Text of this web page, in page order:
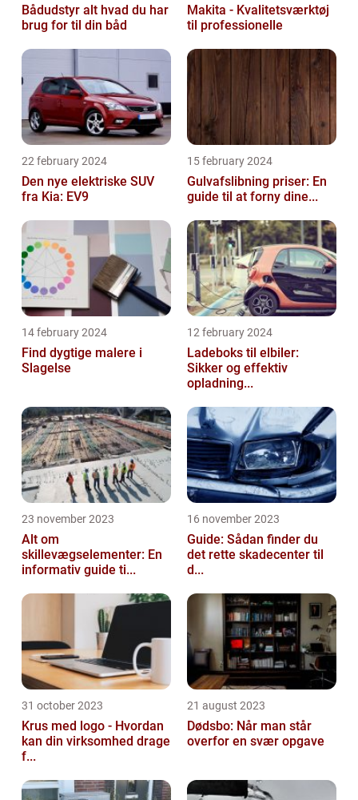
Bådudstyr alt hvad du har
brug for til din båd
Makita - Kvalitetsværktøj
til professionelle
22 february 2024
Den nye elektriske SUV
fra Kia: EV9
15 february 2024
Gulvafslibning priser: En
guide til at forny dine...
14 february 2024
Find dygtige malere i
Slagelse
12 february 2024
Ladeboks til elbiler:
Sikker og effektiv
opladning...
23 november 2023
Alt om
skillevægselementer: En
informativ guide ti...
16 november 2023
Guide: Sådan finder du
det rette skadecenter til
d...
31 october 2023
Krus med logo - Hvordan
kan din virksomhed drage
f...
21 august 2023
Dødsbo: Når man står
overfor en svær opgave